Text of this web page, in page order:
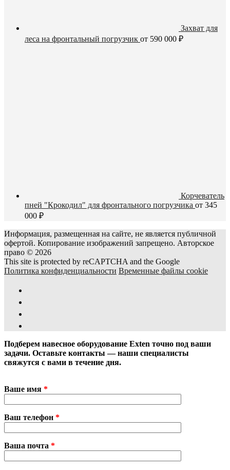
Захват для
леса на фронтальный погрузчик от 590 000 ₽
Корчеватель
пней "Крокодил" для фронтального погрузчика от 345
000 ₽
Информация, размещенная на сайте, не является публичной
офертой. Копирование изображений запрещено. Авторское
право © 2026
This site is protected by reCAPTCHA and the Google
Политика конфиденциальности Временные файлы cookie
Подберем навесное оборудование Exten точно под ваши
задачи. Оставьте контакты — наши специалисты
свяжутся с вами в течение дня.
Ваше имя *
Ваш телефон *
Ваша почта *